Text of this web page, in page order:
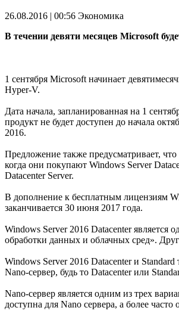
26.08.2016 | 00:56 Экономика
В течении девяти месяцев Microsoft
1 сентября Microsoft начинает
Hyper-V.
Дата начала, запланированная на 1
продукт не будет доступен до начала
2016.
Предложение также предусматривает,
когда они покупают Windows Server
Datacenter Server.
В дополнение к бесплатным лицензиям
заканчивается 30 июня 2017 года.
Windows Server 2016 Datacenter является
обработки данных и облачных сред».
Windows Server 2016 Datacenter и
Nano-сервер, будь то Datacenter или
Nano-сервер является одним из трех
доступна для Nano сервера, а более